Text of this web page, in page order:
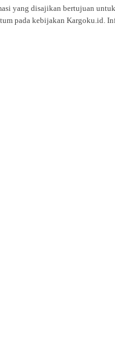
yang disajikan bertujuan
pada kebijakan Kargoku.id.